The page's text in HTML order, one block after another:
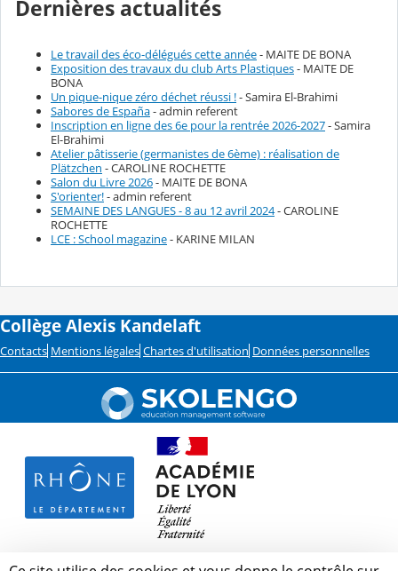
Dernières actualités
Le travail des éco-délégués cette année- MAITE DE BONA
Exposition des travaux du club Arts Plastiques- MAITE DE
BONA
Un pique-nique zéro déchet réussi !- Samira El-Brahimi
Sabores de España- admin referent
Inscription en ligne des 6e pour la rentrée 2026-2027- Samira
El-Brahimi
Atelier pâtisserie (germanistes de 6ème) : réalisation de
Plätzchen - CAROLINE ROCHETTE
Salon du Livre 2026- MAITE DE BONA
S'orienter!- admin referent
SEMAINE DES LANGUES - 8 au 12 avril 2024- CAROLINE
ROCHETTE
LCE : School magazine- KARINE MILAN
Collège Alexis Kandelaft
Contacts Mentions légales Chartes d'utilisation Données personnelles